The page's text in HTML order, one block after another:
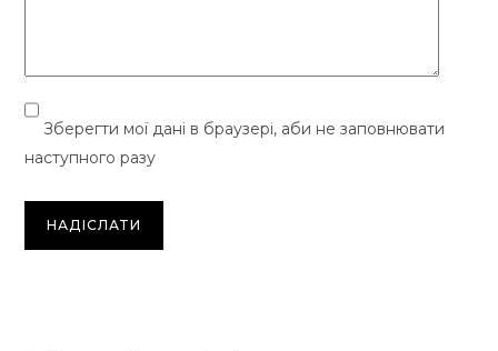
Зберегти мої дані в браузері, аби не заповнювати
наступного разу